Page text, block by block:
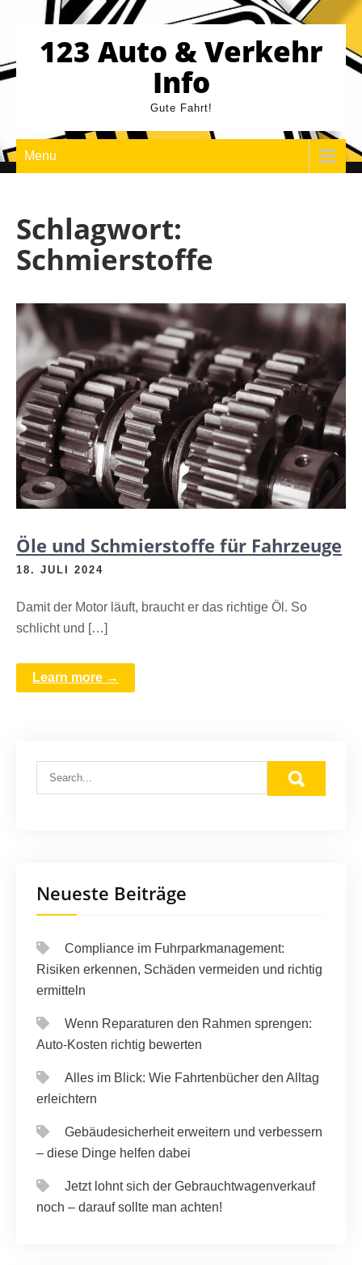
content123 Auto & Verkehr
Info
Gute Fahrt!
Menu
Schlagwort:
Schmierstoffe
Öle und Schmierstoffe für Fahrzeuge
18. JULI 2024
Damit der Motor läuft, braucht er das richtige Öl. So
schlicht und […]
Learn more →
Neueste Beiträge
Compliance im Fuhrparkmanagement:
Risiken erkennen, Schäden vermeiden und richtig
ermitteln
Wenn Reparaturen den Rahmen sprengen:
Auto-Kosten richtig bewerten
Alles im Blick: Wie Fahrtenbücher den Alltag
erleichtern
Gebäudesicherheit erweitern und verbessern
– diese Dinge helfen dabei
Jetzt lohnt sich der Gebrauchtwagenverkauf
noch – darauf sollte man achten!